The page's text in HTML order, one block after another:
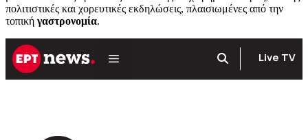
πολιτιστικές και χορευτικές εκδηλώσεις, πλαισιωμένες από την
τοπική γαστρονομία.